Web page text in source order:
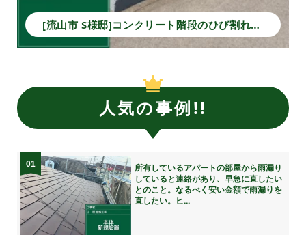
[流山市 S様邸]コンクリート階段のひび割れ補修と塗装で安全性と美観を回復！
人気の事例!!
01
所有しているアパートの部屋から雨漏り
していると連絡があり、早急に直したい
とのこと。なるべく安い金額で雨漏りを
直したい。ヒ...